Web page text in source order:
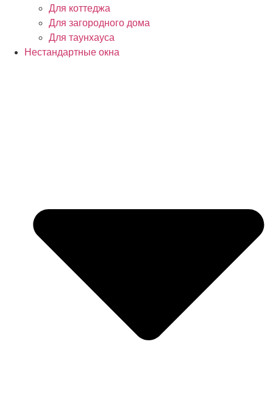
Для коттеджа
Для загородного дома
Для таунхауса
Нестандартные окна